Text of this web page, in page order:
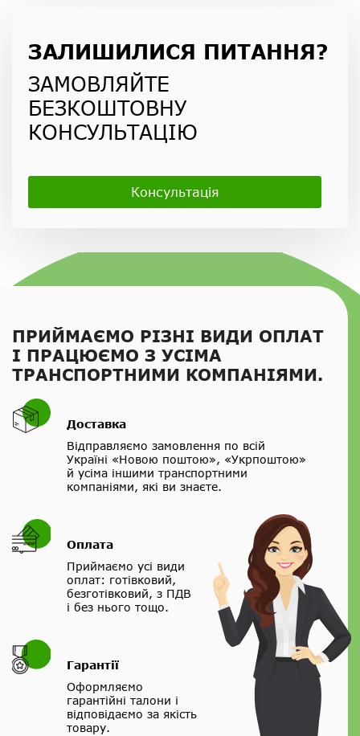
ЗАЛИШИЛИСЯ ПИТАННЯ?
ЗАМОВЛЯЙТЕ
БЕЗКОШТОВНУ
КОНСУЛЬТАЦІЮ
Консультація
ПРИЙМАЄМО РІЗНІ ВИДИ ОПЛАТ
І ПРАЦЮЄМО З УСІМА
ТРАНСПОРТНИМИ КОМПАНІЯМИ.
Доставка
Відправляємо замовлення по всій
Україні «Новою поштою», «Укрпоштою»
й усіма іншими транспортними
компаніями, які ви знаєте.
Оплата
Приймаємо усі види
оплат: готівковий,
безготівковий, з ПДВ
і без нього тощо.
Гарантії
Оформляємо
гарантійні талони і
відповідаємо за якість
товару.